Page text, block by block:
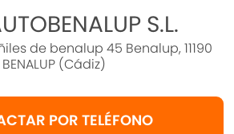
S.L.
de benalup 45 Benalup, 11190
BENALUP (Cádiz)
POR TELÉFONO